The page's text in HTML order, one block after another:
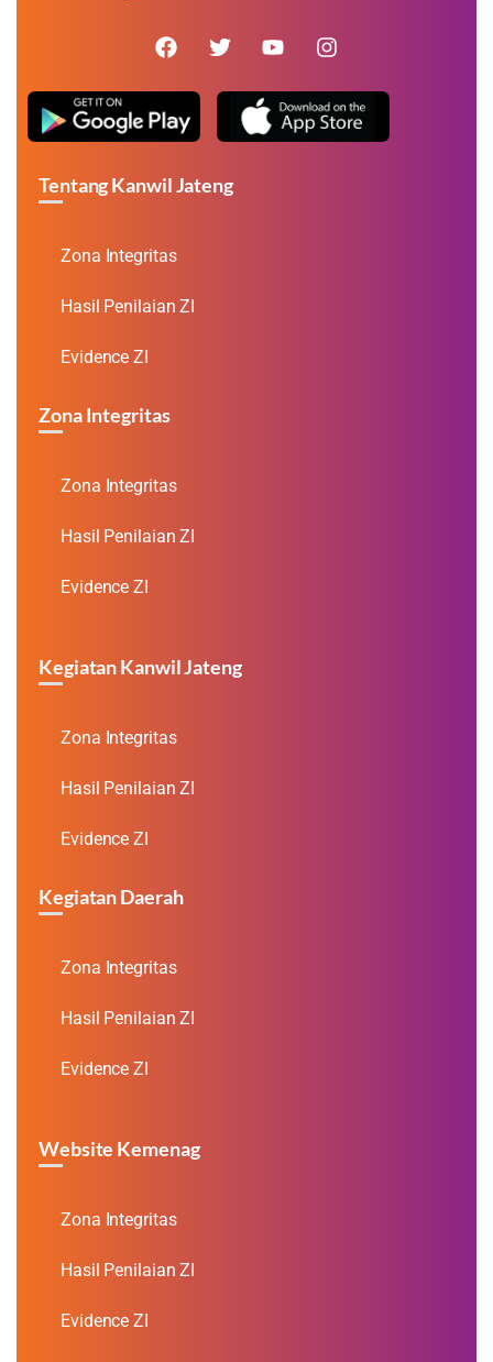
Tentang Kanwil Jateng
Zona Integritas
Hasil Penilaian ZI
Evidence ZI
Zona Integritas
Zona Integritas
Hasil Penilaian ZI
Evidence ZI
Kegiatan Kanwil Jateng
Zona Integritas
Hasil Penilaian ZI
Evidence ZI
Kegiatan Daerah
Zona Integritas
Hasil Penilaian ZI
Evidence ZI
Website Kemenag
Zona Integritas
Hasil Penilaian ZI
Evidence ZI